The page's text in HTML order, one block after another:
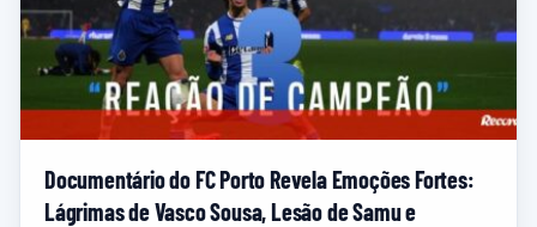
Documentário do FC Porto Revela Emoções Fortes:
Lágrimas de Vasco Sousa, Lesão de Samu e